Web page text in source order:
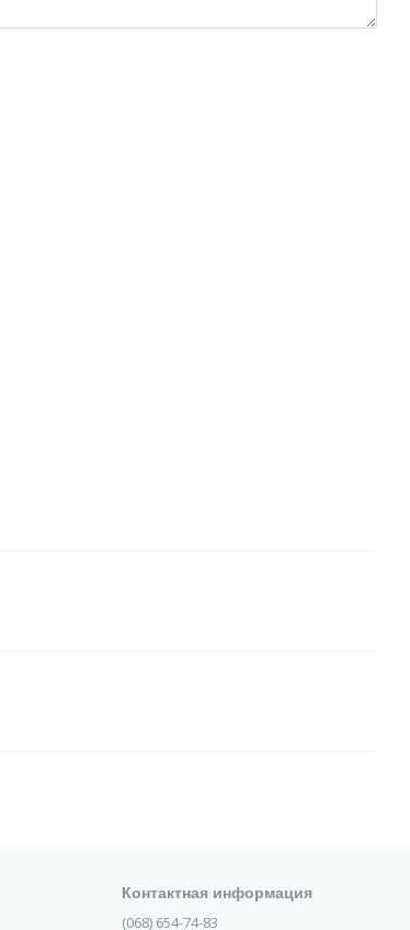
Контактная информация
(068) 654-74-83